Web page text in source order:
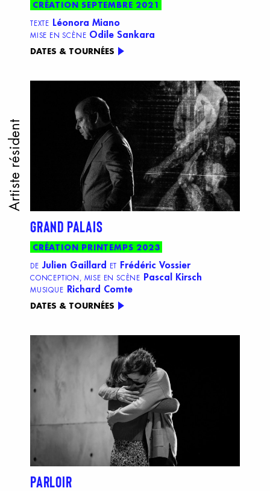
CRÉATION SEPTEMBRE 2021
TEXTE Léonora Miano
MISE EN SCÈNE Odile Sankara
DATES & TOURNÉES
Artiste résident
GRAND PALAIS
CRÉATION PRINTEMPS 2023
DE Julien Gaillard ET Frédéric Vossier
CONCEPTION, MISE EN SCÈNE Pascal Kirsch
MUSIQUE Richard Comte
DATES & TOURNÉES
PARLOIR